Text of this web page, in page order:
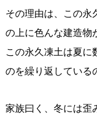
その理由は、この永
の上に色んな建造物
この永久凍土は夏に
のを繰り返している
家族曰く、冬には歪